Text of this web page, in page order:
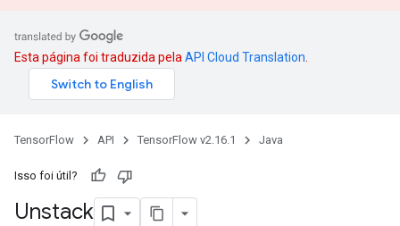
Esta página foi traduzida pela API Cloud Translation
TensorFlow API TensorFlow v2.16.1 Java
Isso foi útil?
Unstack